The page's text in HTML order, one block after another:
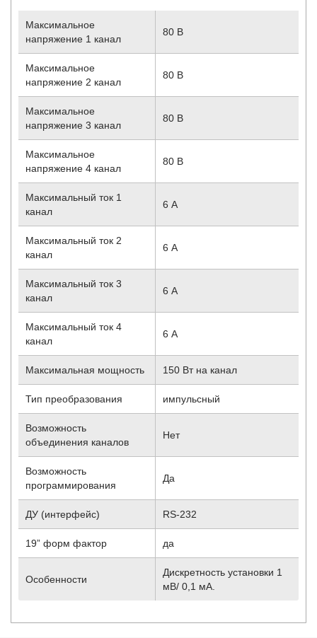
Максимальное
напряжение 1 канал
80 В
Максимальное
напряжение 2 канал
80 В
Максимальное
напряжение 3 канал
80 В
Максимальное
напряжение 4 канал
80 В
Максимальный ток 1
канал
6 А
Максимальный ток 2
канал
6 А
Максимальный ток 3
канал
6 А
Максимальный ток 4
канал
6 А
Максимальная мощность 150 Вт на канал
Тип преобразования импульсный
Возможность
объединения каналов
Нет
Возможность
программирования
Да
ДУ (интерфейс) RS-232
19” форм фактор да
Особенности
Дискретность установки 1
мВ/ 0,1 мА.